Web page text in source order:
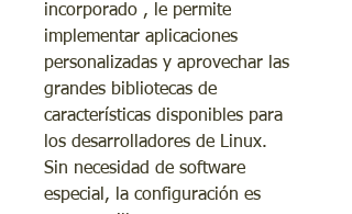
incorporado , le permite
implementar aplicaciones
personalizadas y aprovechar las
grandes bibliotecas de
características disponibles para
los desarrolladores de Linux.
Sin necesidad de software
especial, la configuración es